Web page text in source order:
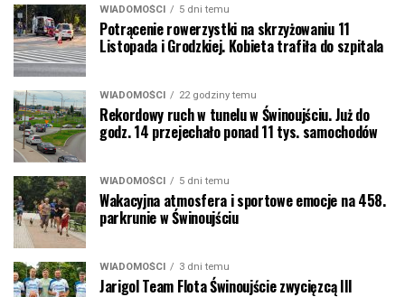
WIADOMOŚCI 5 dni temu
Potrącenie rowerzystki na skrzyżowaniu 11
Listopada i Grodzkiej. Kobieta trafiła do szpitala
WIADOMOŚCI 22 godziny temu
Rekordowy ruch w tunelu w Świnoujściu. Już do
godz. 14 przejechało ponad 11 tys. samochodów
WIADOMOŚCI 5 dni temu
Wakacyjna atmosfera i sportowe emocje na 458.
parkrunie w Świnoujściu
WIADOMOŚCI 3 dni temu
Jarigol Team Flota Świnoujście zwycięzcą III